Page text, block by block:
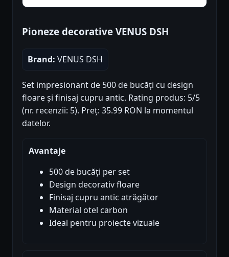
Pioneze decorative VENUS DSH
Brand: VENUS DSH
Set impresionant de 500 de bucăți cu design
floare și finisaj cupru antic. Rating produs: 5/5
(nr. recenzii: 5). Preț: 35.99 RON la momentul
datelor.
Avantaje
500 de bucăți per set
Design decorativ floare
Finisaj cupru antic atrăgător
Material otel carbon
Ideal pentru proiecte vizuale